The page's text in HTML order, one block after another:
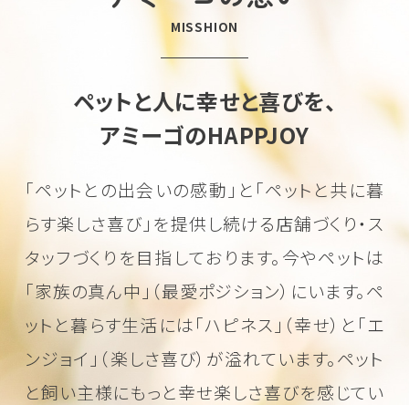
MISSHION
ペットと人に幸せと喜びを、
アミーゴのHAPPJOY
「ペットとの出会いの感動」と「ペットと共に暮
らす楽しさ喜び」を提供し続ける店舗づくり・ス
タッフづくりを目指しております。 今やペットは
「家族の真ん中」（最愛ポジション）にいます。ペ
ットと暮らす生活には「ハピネス」（幸せ）と「エ
ンジョイ」（楽しさ喜び）が溢れています。ペット
と飼い主様にもっと幸せ楽しさ喜びを感じてい